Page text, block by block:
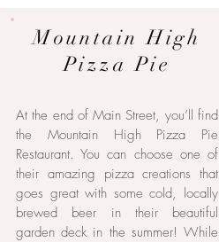
Mountain High
Pizza Pie
At the end of Main Street, you’ll find
the Mountain High Pizza Pie
Restaurant. You can choose one of
their amazing pizza creations that
goes great with some cold, locally
brewed beer in their beautiful
garden deck in the summer! While